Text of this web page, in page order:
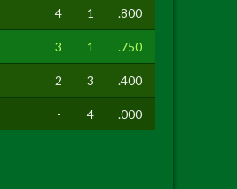
4 1 .800
3 1 .750
2 3 .400
- 4 .000